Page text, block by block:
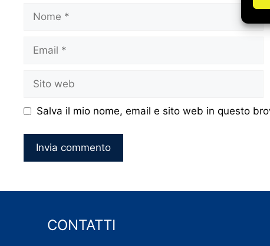
Nome
Email
Sito
web
Salva il mio nome, email e sito web in questo
CONTATTI